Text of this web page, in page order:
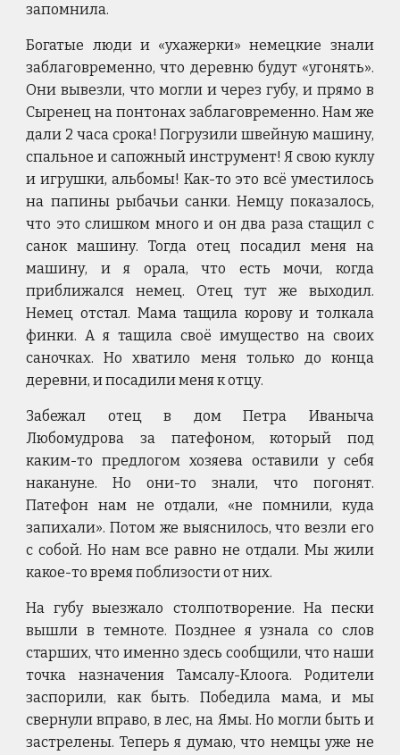
запомнила.
Богатые люди и «ухажерки» немецкие знали
заблаговременно, что деревню будут «угонять».
Они вывезли, что могли и через губу, и прямо в
Сыренец на понтонах заблаговременно. Нам же
дали 2 часа срока! Погрузили швейную машину,
спальное и сапожный инструмент! Я свою куклу
и игрушки, альбомы! Как-то это всё уместилось
на папины рыбачьи санки. Немцу показалось,
что это слишком много и он два раза стащил с
санок машину. Тогда отец посадил меня на
машину, и я орала, что есть мочи, когда
приближался немец. Отец тут же выходил.
Немец отстал. Мама тащила корову и толкала
финки. А я тащила своё имущество на своих
саночках. Но хватило меня только до конца
деревни, и посадили меня к отцу.
Забежал отец в дом Петра Иваныча
Любомудрова за патефоном, который под
каким-то предлогом хозяева оставили у себя
накануне. Но они-то знали, что погонят.
Патефон нам не отдали, «не помнили, куда
запихали». Потом же выяснилось, что везли его
с собой. Но нам все равно не отдали. Мы жили
какое-то время поблизости от них.
На губу выезжало столпотворение. На пески
вышли в темноте. Позднее я узнала со слов
старших, что именно здесь сообщили, что наши
точка назначения Тамсалу-Клоога. Родители
заспорили, как быть. Победила мама, и мы
свернули вправо, в лес, на Ямы. Но могли быть и
застрелены. Теперь я думаю, что немцы уже не